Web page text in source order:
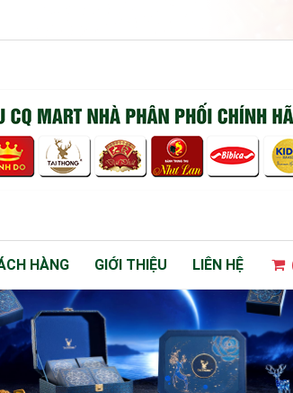
HÀNG GIỚI THIỆU LIÊN HỆ